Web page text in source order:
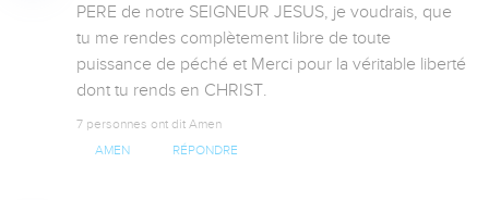
PERE de notre SEIGNEUR JESUS, je voudrais, que
tu me rendes complètement libre de toute
puissance de péché et Merci pour la véritable liberté
dont tu rends en CHRIST.
7 personnes ont dit Amen
AMEN RÉPONDRE